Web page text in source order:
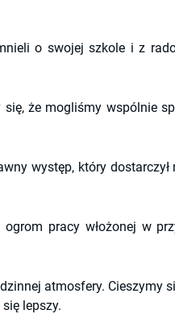
o swojej szkole i z
że mogliśmy wspólnie
występ, który
pracy włożonej w
atmosfery. Cieszymy
lepszy.